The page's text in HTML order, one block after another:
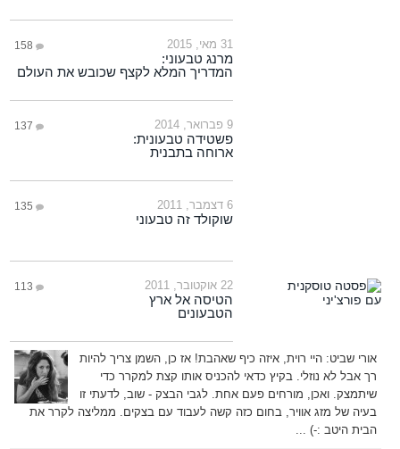
31 מאי, 2015 158
מרנג טבעוני:
המדריך המלא לקצף שכובש את העולם
9 פברואר, 2014 137
פשטידה טבעונית:
ארוחה בתבנית
6 דצמבר, 2011 135
שוקולד זה טבעוני
22 אוקטובר, 2011 113
הטיסה אל ארץ
הטבעונים
אורי שביט: היי רוית, איזה כיף שאהבת! אז כן, השמן צריך להיות
רך אבל לא נוזלי. בקיץ כדאי להכניס אותו קצת למקרר כדי
שיתמצק. ואכן, מורחים פעם אחת. לגבי הבצק - שוב, לדעתי זו
בעיה של מזג אוויר, בחום כזה קשה לעבוד עם בצקים. ממליצה לקרר את
הבית היטב :-) ...